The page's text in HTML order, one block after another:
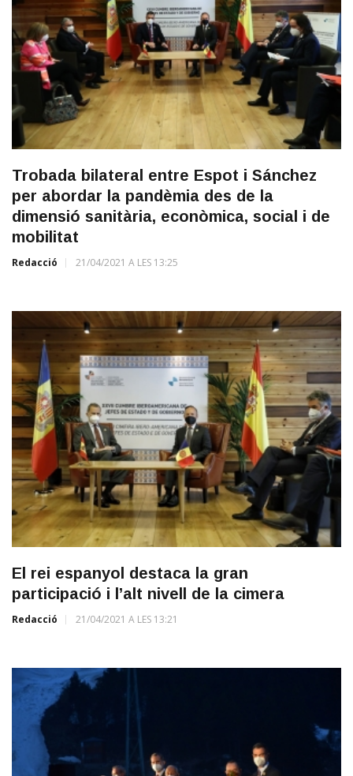
Trobada bilateral entre Espot i Sánchez
per abordar la pandèmia des de la
dimensió sanitària, econòmica, social i de
mobilitat
Redacció 21/04/2021 A LES 13:25
El rei espanyol destaca la gran
participació i l’alt nivell de la cimera
Redacció 21/04/2021 A LES 13:21